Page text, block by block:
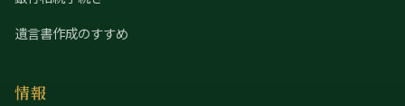
遺言書作成のすすめ
情報